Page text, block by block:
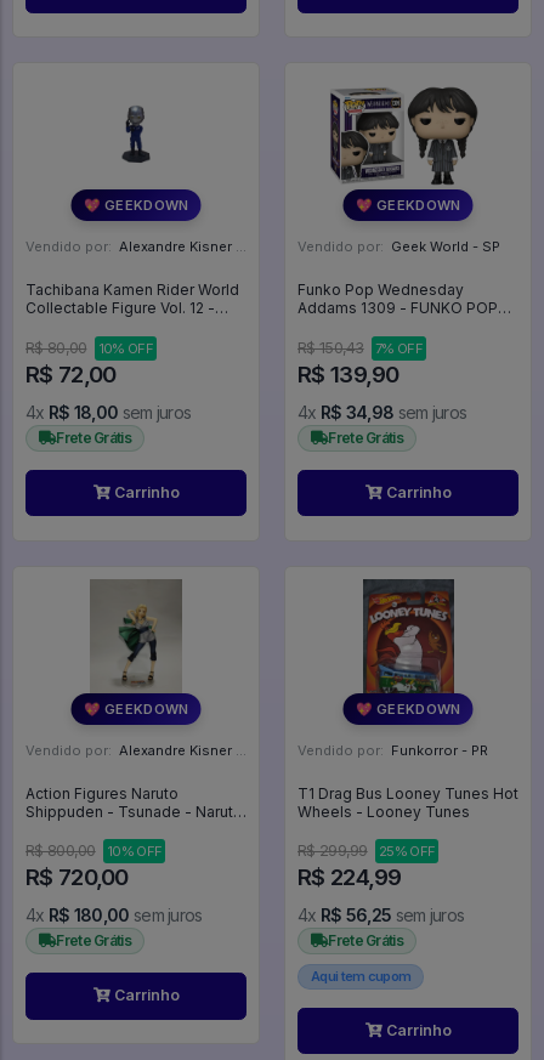
💖 GEEKDOWN
Vendido por: Alexandre Kisner - PR
Tachibana Kamen Rider World
Collectable Figure Vol. 12 -
R$ 80,00
10% OFF
R$ 72,00
4x R$ 18,00 sem juros
Frete Grátis
Carrinho
💖 GEEKDOWN
Vendido por: Geek World - SP
Funko Pop Wednesday
Addams 1309 - FUNKO POP
R$ 150,43
7% OFF
R$ 139,90
4x R$ 34,98 sem juros
Frete Grátis
Carrinho
💖 GEEKDOWN
Vendido por: Alexandre Kisner - PR
Action Figures Naruto
Shippuden - Tsunade - Naruto
R$ 800,00
10% OFF
R$ 720,00
4x R$ 180,00 sem juros
Frete Grátis
Carrinho
💖 GEEKDOWN
Vendido por: Funkorror - PR
T1 Drag Bus Looney Tunes Hot
Wheels - Looney Tunes
R$ 299,99 25% OFF
R$ 224,99
4x R$ 56,25 sem juros
Frete Grátis
Aqui tem cupom
Carrinho